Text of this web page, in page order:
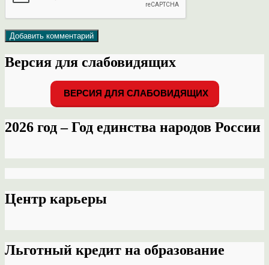
Версия для слабовидящих
ВЕРСИЯ ДЛЯ СЛАБОВИДЯЩИХ
2026 год – Год единства народов России
Центр карьеры
Льготный кредит на образование